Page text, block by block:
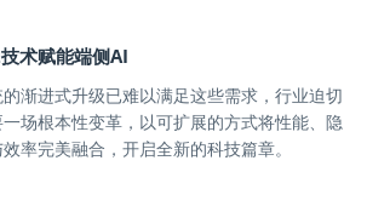
术赋能端侧AI
渐进式升级已难以满足这些需求，行业迫切
一场根本性变革，以可扩展的方式将性能、隐
率完美融合，开启全新的科技篇章。